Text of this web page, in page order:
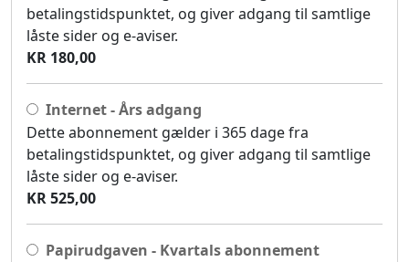
betalingstidspunktet, og giver adgang til samtlige
låste sider og e-aviser.
KR 180,00
Internet - Års adgang
Dette abonnement gælder i 365 dage fra
betalingstidspunktet, og giver adgang til samtlige
låste sider og e-aviser.
KR 525,00
Papirudgaven - Kvartals abonnement